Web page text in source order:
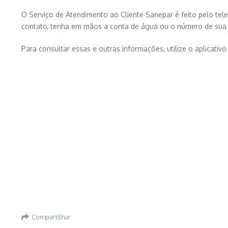
O Serviço de Atendimento ao Cliente Sanepar é feito pelo
contato, tenha em mãos a conta de água ou o número de
Para consultar essas e outras informações, utilize o
Compartilhar